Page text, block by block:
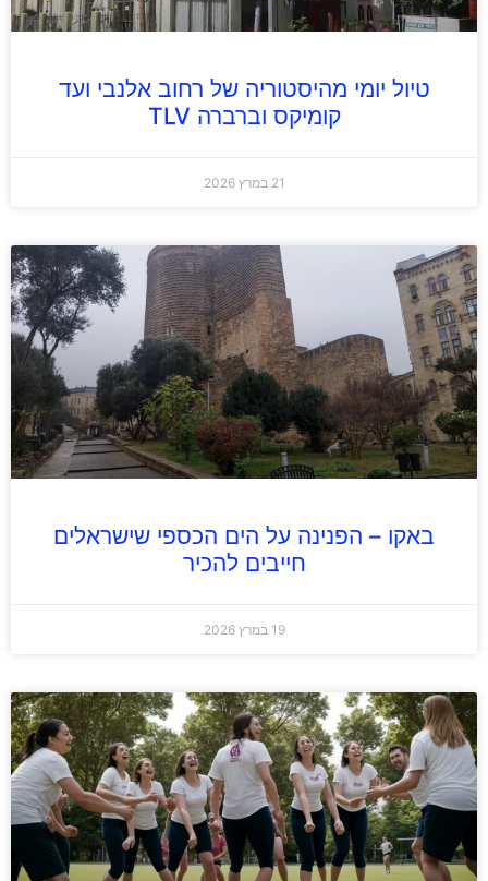
טיול יומי מהיסטוריה של רחוב אלנבי ועד
קומיקס וברברה TLV
21 במרץ 2026
באקו – הפנינה על הים הכספי שישראלים
חייבים להכיר
19 במרץ 2026